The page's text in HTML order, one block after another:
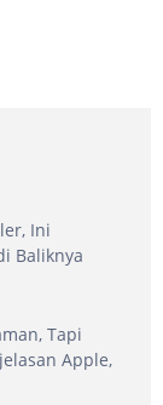
Ini
Baliknya
Tapi
Apple,